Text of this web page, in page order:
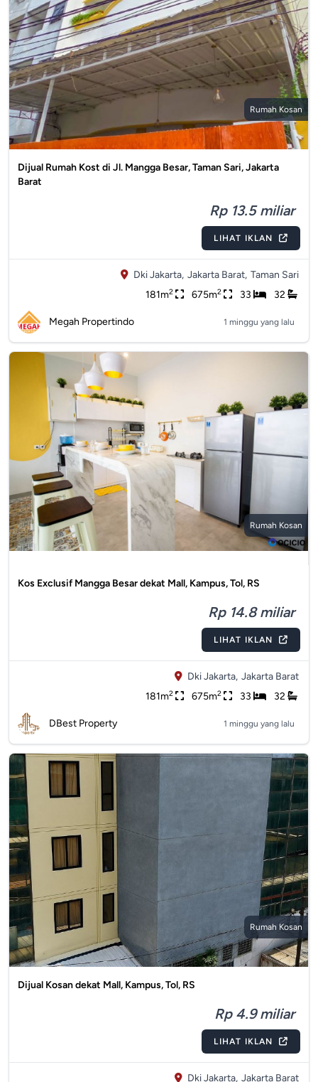
Rumah Kosan
Dijual Rumah Kost di Jl. Mangga Besar, Taman Sari, Jakarta
Barat
Rp 13.5 miliar
LIHAT IKLAN
Dki Jakarta, Jakarta Barat, Taman Sari
181m2 675m2 33 32
Megah Propertindo 1 minggu yang lalu
Rumah Kosan
Kos Exclusif Mangga Besar dekat Mall, Kampus, Tol, RS
Rp 14.8 miliar
LIHAT IKLAN
Dki Jakarta, Jakarta Barat
181m2 675m2 33 32
DBest Property 1 minggu yang lalu
Rumah Kosan
Dijual Kosan dekat Mall, Kampus, Tol, RS
Rp 4.9 miliar
LIHAT IKLAN
Dki Jakarta, Jakarta Barat